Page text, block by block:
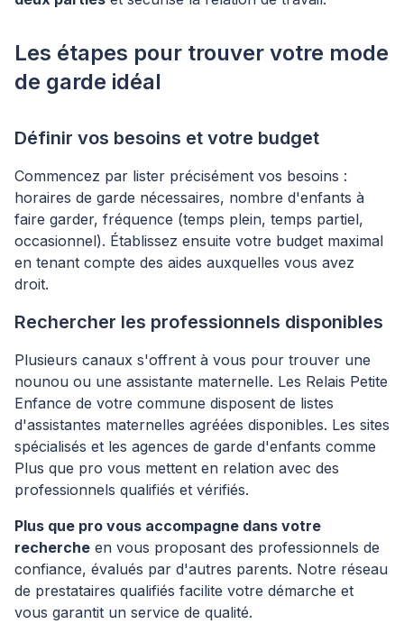
Les étapes pour trouver votre mode
de garde idéal
Définir vos besoins et votre budget
Commencez par lister précisément vos besoins :
horaires de garde nécessaires, nombre d'enfants à
faire garder, fréquence (temps plein, temps partiel,
occasionnel). Établissez ensuite votre budget maximal
en tenant compte des aides auxquelles vous avez
droit.
Rechercher les professionnels disponibles
Plusieurs canaux s'offrent à vous pour trouver une
nounou ou une assistante maternelle. Les Relais Petite
Enfance de votre commune disposent de listes
d'assistantes maternelles agréées disponibles. Les sites
spécialisés et les agences de garde d'enfants comme
Plus que pro vous mettent en relation avec des
professionnels qualifiés et vérifiés.
Plus que pro vous accompagne dans votre
recherche en vous proposant des professionnels de
confiance, évalués par d'autres parents. Notre réseau
de prestataires qualifiés facilite votre démarche et
vous garantit un service de qualité.